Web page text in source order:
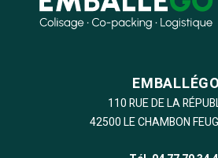
EMBALLÉGO
110 RUE DE LA
42500 LE CHAMBON